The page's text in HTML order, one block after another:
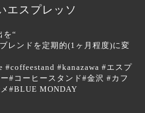
エスプレッソ
を“
レンドを定期的(1ヶ月程度)に変
#coffeestand #kanazawa #エスプ
#コーヒースタンド#金沢 #カフ
#BLUE MONDAY